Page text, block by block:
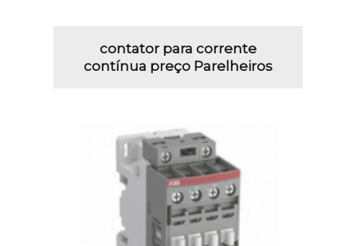
contator para corrente
contínua preço Parelheiros